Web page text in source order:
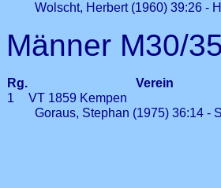
Wolscht, Herbert (1960) 39:26 -
Männer M30/35
Rg. Verein
1
VT 1859 Kempen
Goraus, Stephan (1975) 36:14 -